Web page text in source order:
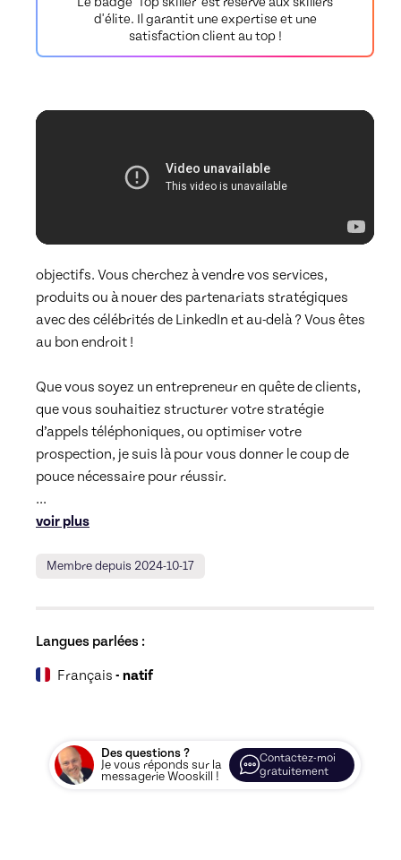
d'élite. Il garantit une expertise et une
satisfaction client au top !
objectifs. Vous cherchez à vendre vos services,
produits ou à nouer des partenariats stratégiques
avec des célébrités de LinkedIn et au-delà ? Vous êtes
au bon endroit !
Que vous soyez un entrepreneur en quête de clients,
que vous souhaitiez structurer votre stratégie
d’appels téléphoniques, ou optimiser votre
prospection, je suis là pour vous donner le coup de
...
voir plus
Membre depuis 2024-10-17
Langues parlées :
Français - natif
Des questions ?
Je vous réponds sur la
messagerie Wooskill !
Contactez-moi
gratuitement